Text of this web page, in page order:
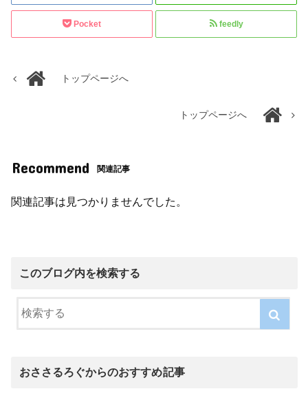
Pocket feedly
トップページへ
トップページへ
Recommend 関連記事
関連記事は見つかりませんでした。
このブログ内を検索する
おささるろぐからのおすすめ記事